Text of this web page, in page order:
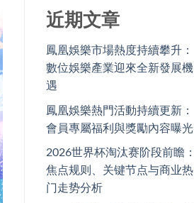
近期文章
鳳凰娛樂市場熱度持續攀升：
數位娛樂產業迎來全新發展機
遇
鳳凰娛樂熱門活動持續更新：
會員專屬福利與獎勵內容曝光
2026世界杯淘汰赛阶段前瞻：
焦点规则、关键节点与商业热
门走势分析